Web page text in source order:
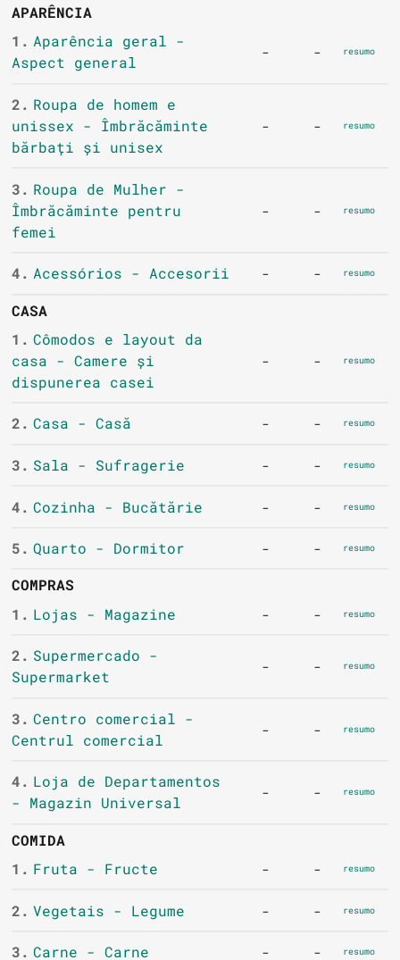
APARÊNCIA
1. Aparência geral -
Aspect general
- - resumo
2. Roupa de homem e
unissex - Îmbrăcăminte
bărbați și unisex
- - resumo
3. Roupa de Mulher -
Îmbrăcăminte pentru
femei
- - resumo
4. Acessórios - Accesorii - - resumo
CASA
1. Cômodos e layout da
casa - Camere și
dispunerea casei
- - resumo
2. Casa - Casă - - resumo
3. Sala - Sufragerie - - resumo
4. Cozinha - Bucătărie - - resumo
5. Quarto - Dormitor - - resumo
COMPRAS
1. Lojas - Magazine - - resumo
2. Supermercado -
Supermarket
- - resumo
3. Centro comercial -
Centrul comercial
- - resumo
4. Loja de Departamentos
- Magazin Universal
- - resumo
COMIDA
1. Fruta - Fructe - - resumo
2. Vegetais - Legume - - resumo
3. Carne - Carne - - resumo